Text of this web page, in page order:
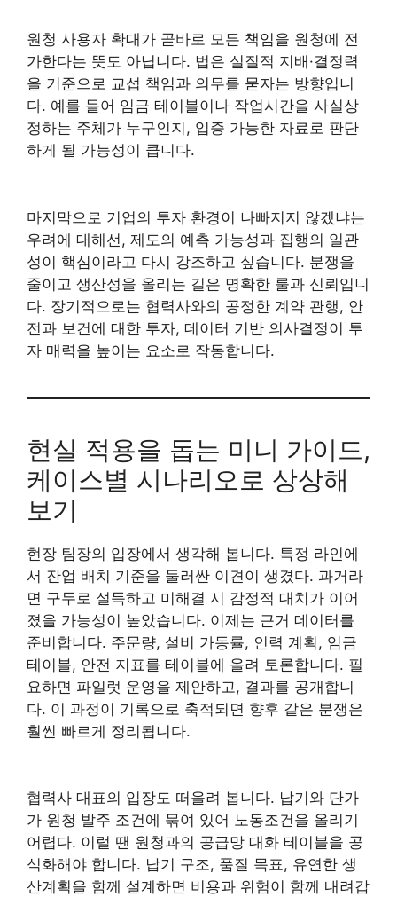
원청 사용자 확대가 곧바로 모든 책임을 원청에 전
가한다는 뜻도 아닙니다. 법은 실질적 지배·결정력
을 기준으로 교섭 책임과 의무를 묻자는 방향입니
다. 예를 들어 임금 테이블이나 작업시간을 사실상
정하는 주체가 누구인지, 입증 가능한 자료로 판단
하게 될 가능성이 큽니다.
마지막으로 기업의 투자 환경이 나빠지지 않겠냐는
우려에 대해선, 제도의 예측 가능성과 집행의 일관
성이 핵심이라고 다시 강조하고 싶습니다. 분쟁을
줄이고 생산성을 올리는 길은 명확한 룰과 신뢰입니
다. 장기적으로는 협력사와의 공정한 계약 관행, 안
전과 보건에 대한 투자, 데이터 기반 의사결정이 투
자 매력을 높이는 요소로 작동합니다.
현실 적용을 돕는 미니 가이드,
케이스별 시나리오로 상상해
보기
현장 팀장의 입장에서 생각해 봅니다. 특정 라인에
서 잔업 배치 기준을 둘러싼 이견이 생겼다. 과거라
면 구두로 설득하고 미해결 시 감정적 대치가 이어
졌을 가능성이 높았습니다. 이제는 근거 데이터를
준비합니다. 주문량, 설비 가동률, 인력 계획, 임금
테이블, 안전 지표를 테이블에 올려 토론합니다. 필
요하면 파일럿 운영을 제안하고, 결과를 공개합니
다. 이 과정이 기록으로 축적되면 향후 같은 분쟁은
훨씬 빠르게 정리됩니다.
협력사 대표의 입장도 떠올려 봅니다. 납기와 단가
가 원청 발주 조건에 묶여 있어 노동조건을 올리기
어렵다. 이럴 땐 원청과의 공급망 대화 테이블을 공
식화해야 합니다. 납기 구조, 품질 목표, 유연한 생
산계획을 함께 설계하면 비용과 위험이 함께 내려갑